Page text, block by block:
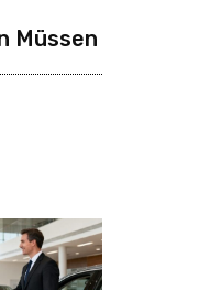
Müssen